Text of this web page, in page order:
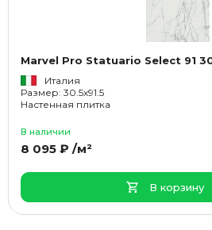
Marvel Pro Statuario Select 91
Италия
Размер: 30.5x91.5
Настенная плитка
В наличии
8 095 ₽ /м²
В корзину